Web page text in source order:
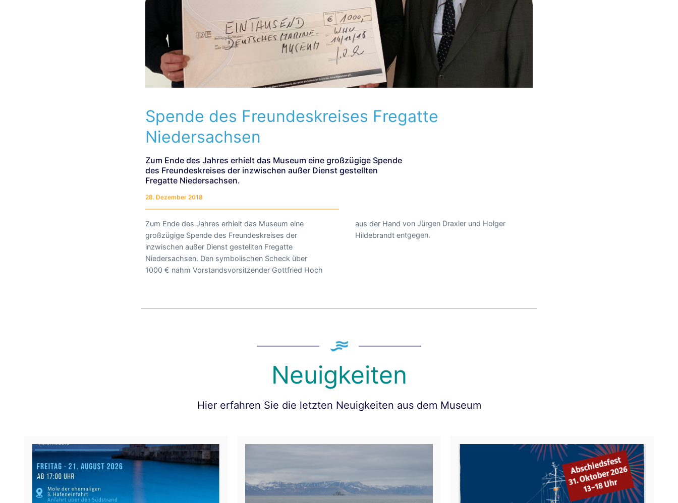
Spende des Freundeskreises Fregatte
Niedersachsen
Zum Ende des Jahres erhielt das Museum eine großzügige Spende
des Freundeskreises der inzwischen außer Dienst gestellten
Fregatte Niedersachsen.
28. Dezember 2018
Zum Ende des Jahres erhielt das Museum eine
großzügige Spende des Freundeskreises der
inzwischen außer Dienst gestellten Fregatte
Niedersachsen. Den symbolischen Scheck über
1000 € nahm Vorstandsvorsitzender Gottfried Hoch
aus der Hand von Jürgen Draxler und Holger
Hildebrandt entgegen.
Neuigkeiten
Hier erfahren Sie die letzten Neuigkeiten aus dem Museum